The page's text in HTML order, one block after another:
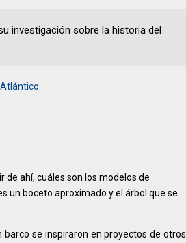
investigación sobre la historia del
de ahí, cuáles son los modelos de
un boceto aproximado y el árbol que se
barco se inspiraron en proyectos de otros